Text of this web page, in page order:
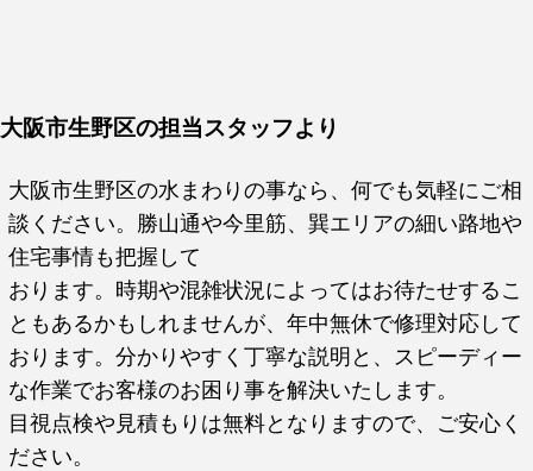
大阪市生野区の担当スタッフより
大阪市生野区の水まわりの事なら、何でも気軽にご相
談ください。勝山通や今里筋、巽エリアの細い路地や
住宅事情も把握して
おります。時期や混雑状況によってはお待たせするこ
ともあるかもしれませんが、年中無休で修理対応して
おります。分かりやすく丁寧な説明と、スピーディー
な作業でお客様のお困り事を解決いたします。
目視点検や見積もりは無料となりますので、ご安心く
ださい。